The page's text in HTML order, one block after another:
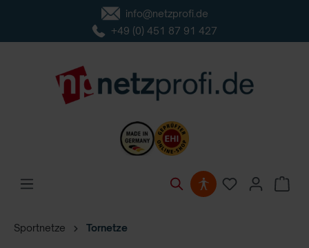
info@netzprofi.de
+49 (0) 451 87 91 427
Sportnetze Tornetze